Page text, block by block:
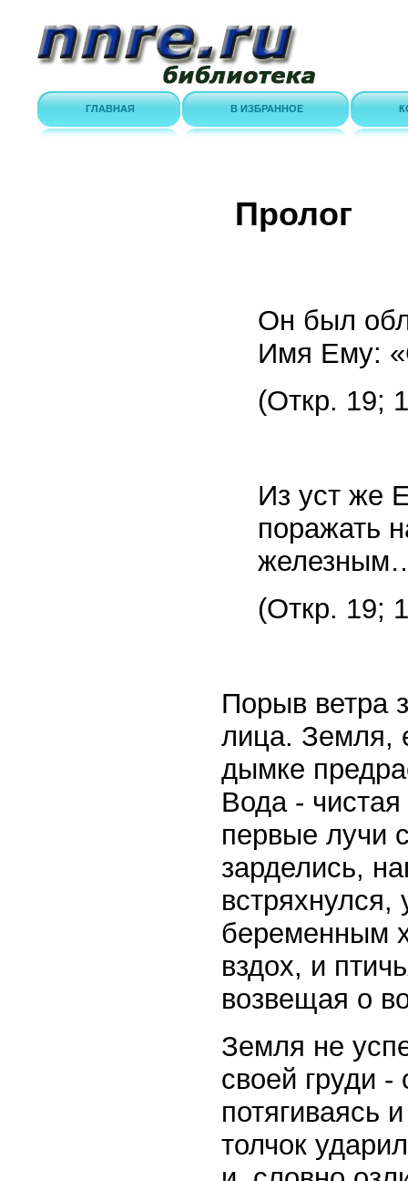
ГЛАВНАЯ В ИЗБРАННОЕ
Пролог
Он был
Имя Ему:
(Откр. 19;
Из уст же
поражать
(Откр. 19;
Порыв ветра
лица. Земля,
дымке
Вода -
первые лучи
зарделись,
беременным
вздох, и
возвещая о
Земля не
своей груди
потягиваясь
толчок